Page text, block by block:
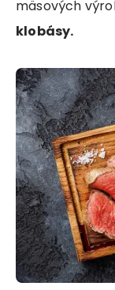
mäsových
klobásy.